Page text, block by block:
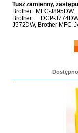
Tusz zamienny,
Brother MFC-
Brother DCP-
J572DW, Brother MFC-